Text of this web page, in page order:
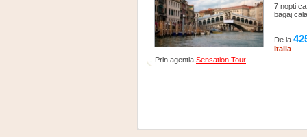
Prin agentia Sensation Tour
7 nopti
bagaj
De la
Italia